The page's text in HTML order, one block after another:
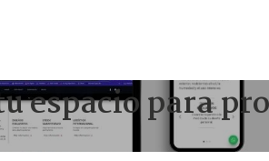
espacio para